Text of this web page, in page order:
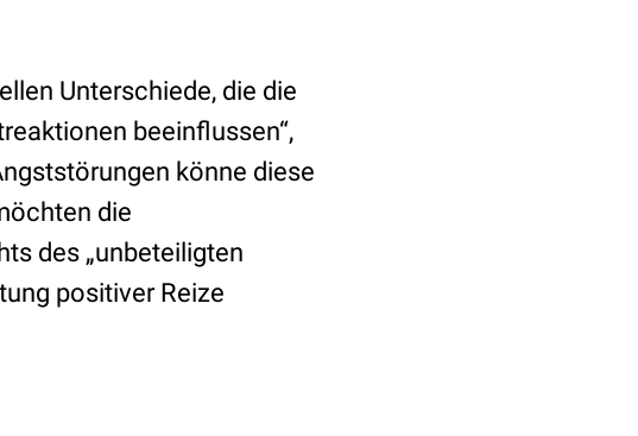
Unterschiede, die die
beeinflussen“,
könne diese
die
des „unbeteiligten
positiver Reize